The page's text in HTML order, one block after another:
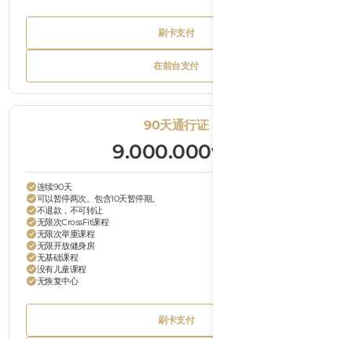
Button
Text
刷卡支付
刷卡支付
Button
Text
在前台支付
在前台支付
90天通行证
9.000.000VND
连续90天
可以暂停两次。包含10天暂停期。
不退款，不可转让
无限次CrossFit课程
无限次举重课程
无限开放健身房
无基础课程
没有儿童课程
无恢复中心
Button
刷卡支付
刷卡支付